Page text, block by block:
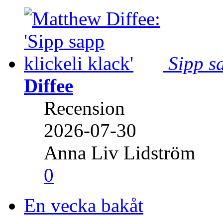
Sipp
Diffee
Recension
2026-07-30
Anna Liv Lidström
0
En vecka bakåt